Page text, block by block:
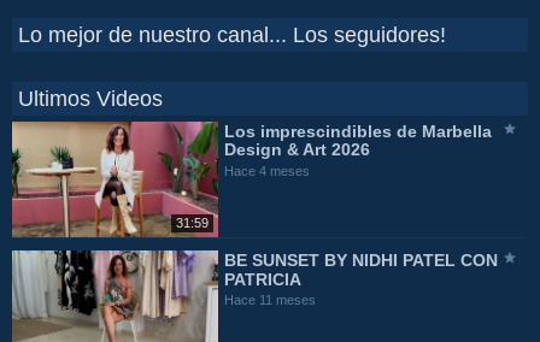
Lo mejor de nuestro canal... Los seguidores!
Ultimos Videos
31:59
Los imprescindibles de Marbella
Design & Art 2026
Hace 4 meses
BE SUNSET BY NIDHI PATEL CON
PATRICIA
Hace 11 meses